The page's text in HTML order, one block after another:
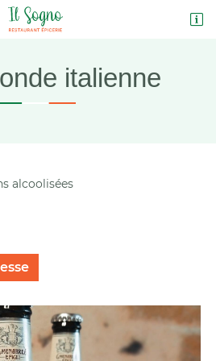

consentez à recevoir nos propositions
italienne
alcoolisées